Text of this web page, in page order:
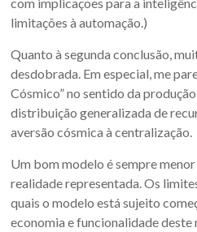
limitações à automação.)
Quanto à segunda conclusão,
desdobrada. Em especial, me
Cósmico” no sentido da
distribuição generalizada de
aversão cósmica à centralização.
Um bom modelo é sempre
realidade representada. Os
quais o modelo está sujeito
economia e funcionalidade deste